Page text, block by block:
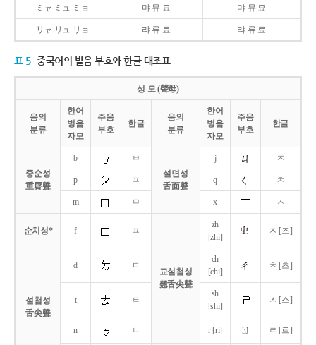
ミャ ミュ ミョ 먀 뮤 묘 먀 뮤 묘
リャ リュ リョ 랴 류 료 랴 류 료
표 5 중국어의 발음 부호와 한글 대조표
성 모 (聲母)
음의
분류
한어
병음
자모
주음
부호
한글
음의
분류
한어
병음
자모
주음
부호
한글
중순성
重脣聲
b
ㅂ
설면성
舌面聲
j ㅈ
p ㅍ q ㅊ
m ㅁ x ㅅ
순치성* f ㅍ
교설첨성
翹舌尖聲
zh
[zhi]
ㅈ [즈]
설첨성
舌尖聲
d ㄷ
ch
[chi]
ㅊ [츠]
t ㅌ
sh
[shi]
ㅅ [스]
n ㄴ r [ri] ㄖ ㄹ [르]